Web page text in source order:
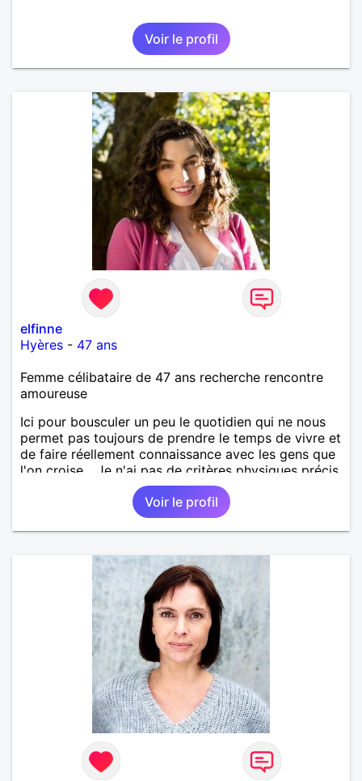
Voir le profil
elfinne
Hyères - 47 ans
Femme célibataire de 47 ans recherche rencontre
amoureuse
Ici pour bousculer un peu le quotidien qui ne nous
permet pas toujours de prendre le temps de vivre et
de faire réellement connaissance avec les gens que
l'on croise... Je n'ai pas de critères physiques précis,
mais j'avoue être sensible aux hommes doux,
attentionnés, avec de la répartie et de l’humour,
aimant découvrir, discuter de tout et partager. La
notion de complicité me parait évidemment
Voir le profil